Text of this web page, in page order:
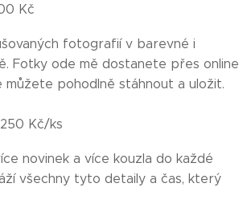
Kč
fotografií v barevné i
Fotky ode mě dostanete přes online
můžete pohodlně stáhnout a uložit.
Kč/ks
novinek a více kouzla do každé
všechny tyto detaily a čas, který